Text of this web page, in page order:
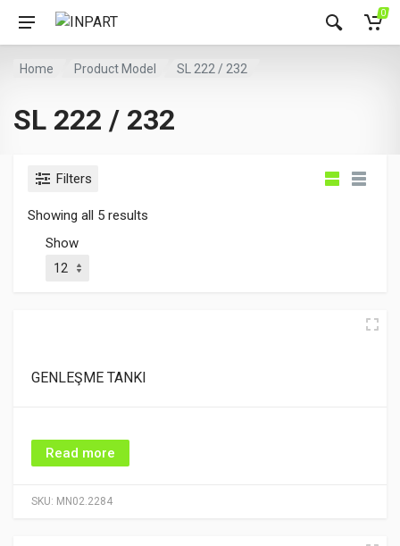
0
Home Product Model SL 222 / 232
SL 222 / 232
Filters
Showing all 5 results
Show
SKU: MN02.2284
GENLEŞME TANKI
Read more